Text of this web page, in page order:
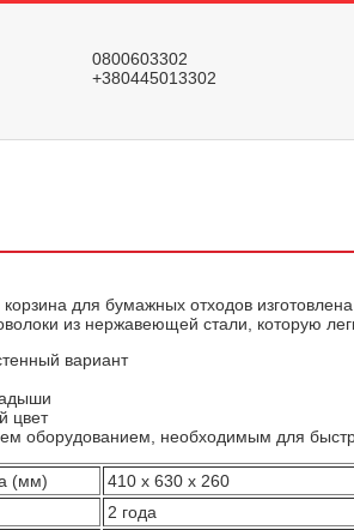
0800603302
+380445013302
для бумажных отходов
из нержавеющей стали, которую
вариант
цвет
оборудованием, необходимым для
(мм)
410 x 630 x 260
2 года